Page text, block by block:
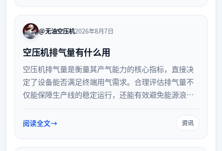
@无油空压机2026年8月7日
空压机排气量有什么用
空压机排气量是衡量其产气能力的核心指标，直接决
定了设备能否满足终端用气需求。合理评估排气量不
仅能保障生产线的稳定运行，还能有效避免能源浪费
用，并为您提供科学的设备选型与用气管理建议，助
阅读全文 资讯